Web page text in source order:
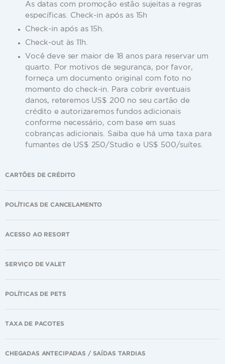
As datas com promoção estão sujeitas a regras
específicas. Check-in após as 15h
Check-in após as 15h.
Check-out às 11h.
Você deve ser maior de 18 anos para reservar um
quarto. Por motivos de segurança, por favor,
forneça um documento original com foto no
momento do check-in. Para cobrir eventuais
danos, reteremos US$ 200 no seu cartão de
crédito e autorizaremos fundos adicionais
conforme necessário, com base em suas
cobranças adicionais. Saiba que há uma taxa para
fumantes de US$ 250/Studio e US$ 500/suítes.
CARTÕES DE CRÉDITO
POLÍTICAS DE CANCELAMENTO
ACESSO AO RESORT
SERVIÇO DE VALET
POLÍTICAS DE PETS
TAXA DE PACOTES
CHEGADAS ANTECIPADAS / SAÍDAS TARDIAS